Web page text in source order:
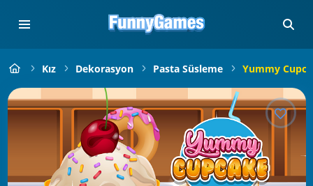
Kız Dekorasyon Pasta Süsleme Yummy